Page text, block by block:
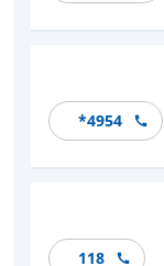
*4954
118